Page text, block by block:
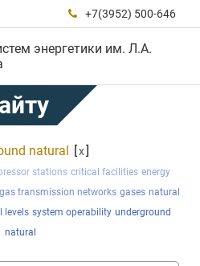
 +7(3952) 500-646
энергетики им. Л.А.
natural [x]
stations critical facilities energy
gas transmission networks gases natural
levels system operability underground
natural